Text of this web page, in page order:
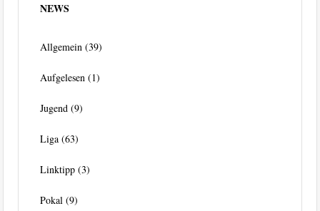
NEWS
Allgemein (39)
Aufgelesen (1)
Jugend (9)
Liga (63)
Linktipp (3)
Pokal (9)